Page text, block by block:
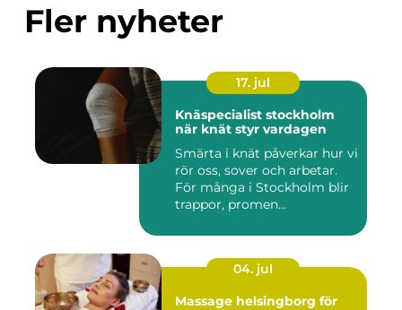
Fler nyheter
17. jul
Knäspecialist stockholm
när knät styr vardagen
Smärta i knät påverkar hur vi
rör oss, sover och arbetar.
För många i Stockholm blir
trappor, promen...
04. jul
Massage helsingborg för